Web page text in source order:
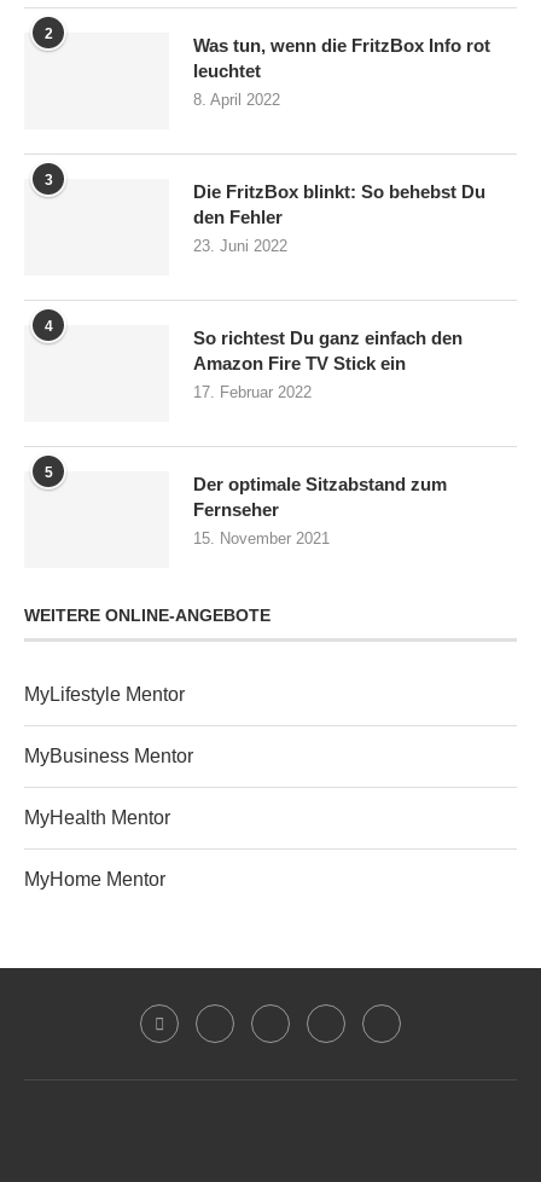
2
Was tun, wenn die FritzBox Info rot
leuchtet
8. April 2022
3
Die FritzBox blinkt: So behebst Du
den Fehler
23. Juni 2022
4
So richtest Du ganz einfach den
Amazon Fire TV Stick ein
17. Februar 2022
5
Der optimale Sitzabstand zum
Fernseher
15. November 2021
WEITERE ONLINE-ANGEBOTE
MyLifestyle Mentor
MyBusiness Mentor
MyHealth Mentor
MyHome Mentor